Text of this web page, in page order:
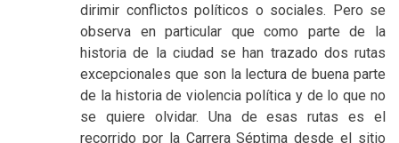
dirimir conflictos políticos o sociales. Pero se
observa en particular que como parte de la
historia de la ciudad se han trazado dos rutas
excepcionales que son la lectura de buena parte
de la historia de violencia política y de lo que no
se quiere olvidar. Una de esas rutas es el
recorrido por la Carrera Séptima desde el sitio